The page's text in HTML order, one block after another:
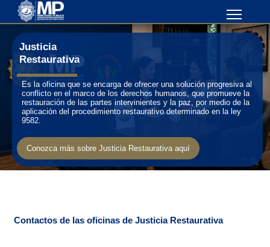
Justicia
Restaurativa
Es la oficina que se encarga de ofrecer una solución progresiva al
conflicto en el marco de los derechos humanos, que promueve la
restauración de las partes intervinientes y la paz, por medio de la
aplicación del procedimiento restaurativo determinado en la ley
9582.
Conozca más sobre Justicia Restaurativa aquí
Contactos de las oficinas de Justicia Restaurativa